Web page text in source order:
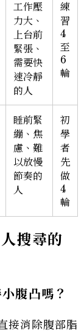
工作壓
力大、
上台前
緊張、
需要快
速冷靜
的人
練
習
4
至
6
輪
睡前緊
繃、焦
慮、難
以放慢
節奏的
人
初
學
者
先
做
4
輪
搜尋的
腹凸嗎？
接消除腹部脂